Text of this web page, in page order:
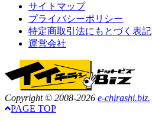
サイトマップ
プライバシーポリシー
特定商取引法にもとづく表記
運営会社
Copyright © 2008-2026 e-chirashi.biz.
PAGE TOP